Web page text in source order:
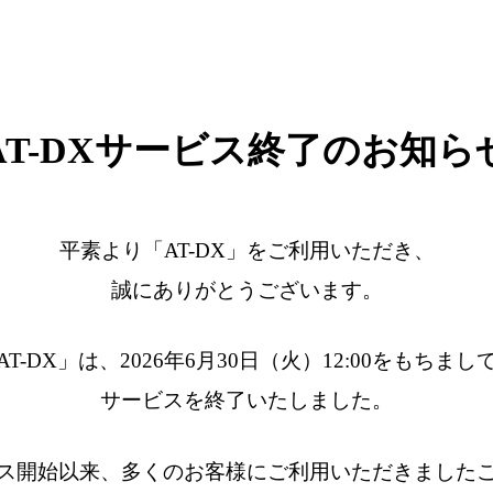
DXサービス終了のお知ら
平素より「AT-DX」をご利用いただき、
誠にありがとうございます。
AT-DX」は、2026年6月30日（火）12:00をもちまして
サービスを終了いたしました。
開始以来、多くのお客様にご利用いただきましたこ